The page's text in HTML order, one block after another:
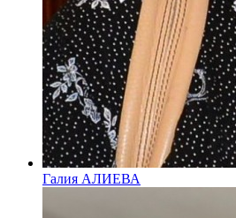
Галия АЛИЕВА